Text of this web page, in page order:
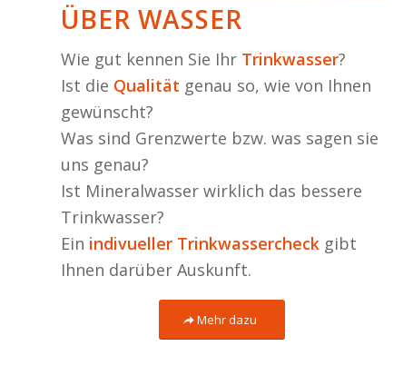
ÜBER WASSER
Wie gut kennen Sie Ihr Trinkwasser?
Ist die Qualität genau so, wie von Ihnen
gewünscht?
Was sind Grenzwerte bzw. was sagen sie
uns genau?
Ist Mineralwasser wirklich das bessere
Trinkwasser?
Ein indivueller Trinkwassercheck gibt
Ihnen darüber Auskunft.
Mehr dazu